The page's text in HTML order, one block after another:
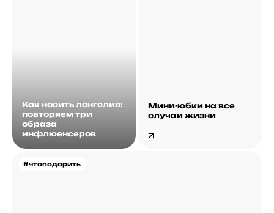
Как носить лонгслив:
повторяем три
образа
инфлюенсеров
#чтоподарить
Мини-юбки на все
случаи жизни